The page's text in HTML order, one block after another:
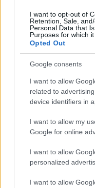
I want to opt-out of
Retention, Sale,
Personal Data that
Purposes for which it
Opted Out
Google consents
I want to allow
related to
device identifiers in
I want to allow my
Google for online
I want to allow
personalized
I want to allow
News Hub UK
Investeren 24
NL Newz